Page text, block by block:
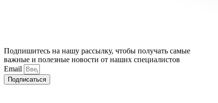
Подпишитесь на нашу рассылку, чтобы получать самые
важные и полезные новости от наших специалистов
Email
Подписаться